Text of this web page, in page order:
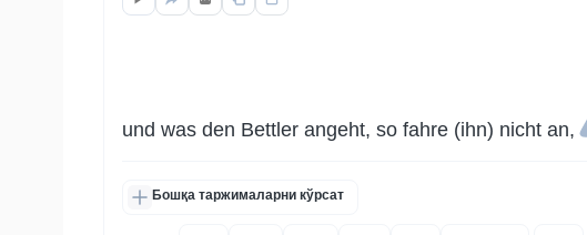
und was den Bettler angeht, so fahre (ihn) nicht an,
Бошқа таржималарни кўрсат